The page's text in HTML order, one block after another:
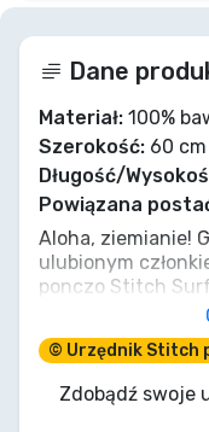
Dane
Materiał: 100%
Szerokość: 60 cm
Długość/
Powiązana
Aloha, ziemianie!
ulubionym
ponczo Stitch
przytulny uścisk
Idealny do
albo do
chwyć swój,
© Urzędnik Stitch
Zdobądź swoje